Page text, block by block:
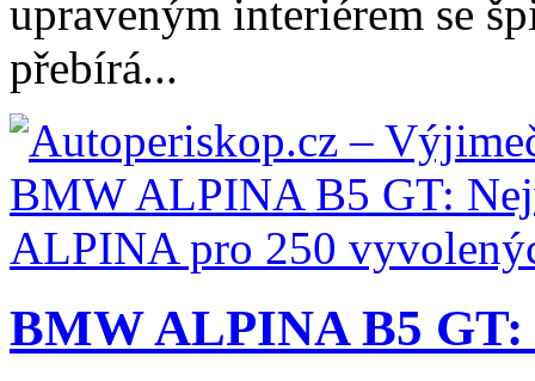
upraveným interiérem se
přebírá...
BMW ALPINA B5